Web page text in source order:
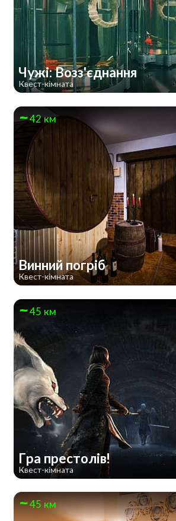
Чужі: Возз'єднання
Квест-кімната
42 км
Винний погріб
Квест-кімната
45 км
Гра престолів!
Квест-кімната
45 км